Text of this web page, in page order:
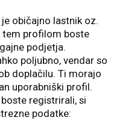
običajno lastnik oz.
tem profilom boste
podjetja.
poljubno, vendar so
doplačilu. Ti morajo
uporabniški profil.
registrirali, si
podatke: